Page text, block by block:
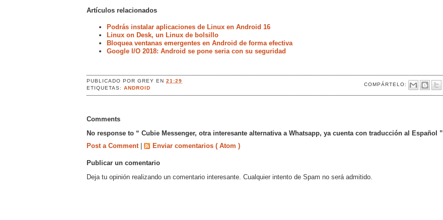
Artículos relacionados
Podrás instalar aplicaciones de Linux en Android 16
Linux on Desk, un Linux de bolsillo
Bloquea ventanas emergentes en Android de forma efectiva
Google I/O 2018: Android se pone seria con su seguridad
PUBLICADO PORGREYEN21:29
COMPÁRTELO:
ETIQUETAS:ANDROID
Comments
No response to “ Cubie Messenger, otra interesante alternativa a Whatsapp, ya cuenta con traducción al Español ”
Post a Comment
Enviar comentarios ( Atom )
Publicar un comentario
Deja tu opinión realizando un comentario interesante. Cualquier intento de Spam no será admitido.